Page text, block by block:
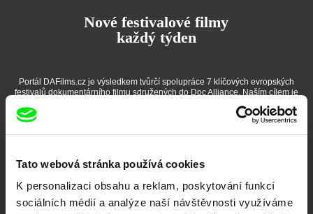
Tato webová stránka používá cookies
K personalizaci obsahu a reklam, poskytování funkcí
sociálních médií a analýze naší návštěvnosti využíváme
Nové festivalové filmy
každý týden
Portál DAFilms.cz je výsledkem tvůrčí spolupráce 7 klíčových evropských
festivalů dokumentárního filmu sdružených do Doc Alliance. Naším cílem je
Členové Doc Alliance